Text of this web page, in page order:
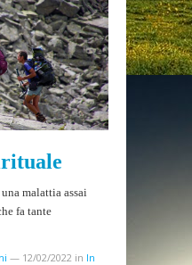
malattia assai
fa tante
— 12/02/2022 in In